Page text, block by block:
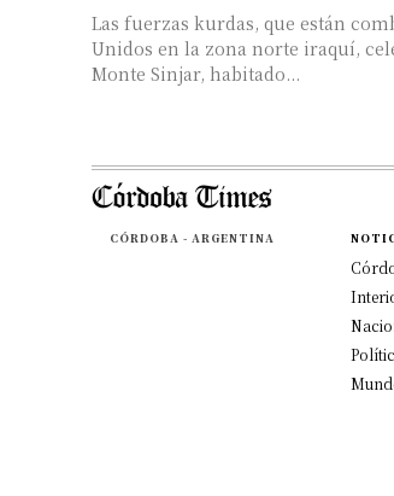
Las fuerzas kurdas, que están
Unidos en la zona norte iraquí,
Monte Sinjar, habitado...
CÓRDOBA - ARGENTINA